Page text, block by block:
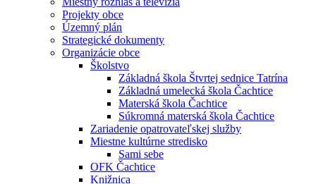
Projekty obce
Územný plán
Strategické dokumenty
Organizácie obce
Školstvo
Základná škola Štvrtej sednice Tatrína
Základná umelecká škola Čachtice
Materská škola Čachtice
Súkromná materská škola Čachtice
Zariadenie opatrovateľskej služby
Miestne kultúrne stredisko
Sami sebe
OFK Čachtice
Knižnica